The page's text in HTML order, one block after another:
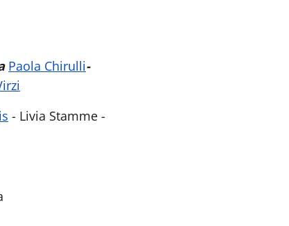
Paola Chirulli-
- Livia Stamme -